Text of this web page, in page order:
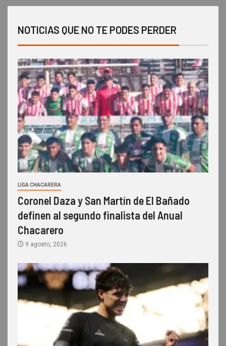
NOTICIAS QUE NO TE PODES PERDER
LIGA CHACARERA
Coronel Daza y San Martín de El Bañado
definen al segundo finalista del Anual
Chacarero
9 agosto, 2026